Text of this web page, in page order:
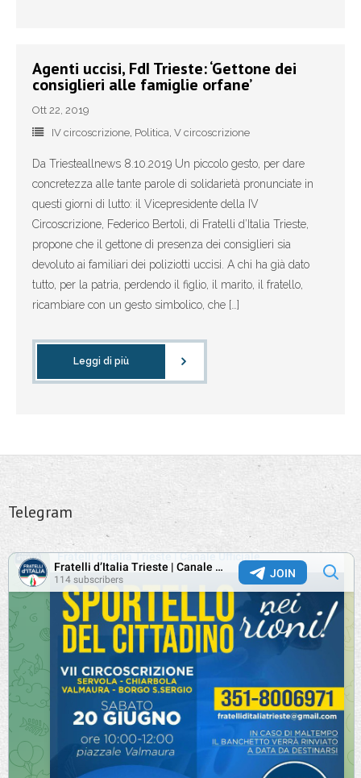
Agenti uccisi, FdI Trieste: ‘Gettone dei
consiglieri alle famiglie orfane’
Ott 22, 2019
IV circoscrizione, Politica, V circoscrizione
Da Triesteallnews 8.10.2019 Un piccolo gesto, per dare
concretezza alle tante parole di solidarietà pronunciate in
questi giorni di lutto: il Vicepresidente della IV
Circoscrizione, Federico Bertoli, di Fratelli d’Italia Trieste,
propone che il gettone di presenza dei consiglieri sia
devoluto ai familiari dei poliziotti uccisi. A chi ha già dato
tutto, per la patria, perdendo il figlio, il marito, il fratello,
ricambiare con un gesto simbolico, che […]
Leggi di più
Telegram